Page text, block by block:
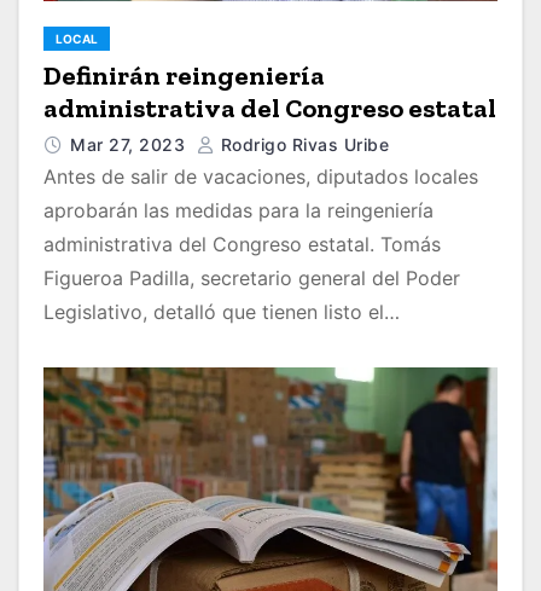
LOCAL
Definirán reingeniería
administrativa del Congreso estatal
Mar 27, 2023 Rodrigo Rivas Uribe
Antes de salir de vacaciones, diputados locales
aprobarán las medidas para la reingeniería
administrativa del Congreso estatal. Tomás
Figueroa Padilla, secretario general del Poder
Legislativo, detalló que tienen listo el…